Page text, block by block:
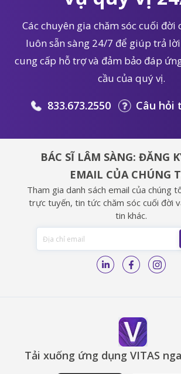
Các chuyên gia chăm sóc cuối đời
luôn sẵn sàng 24/7 để giúp trả
cung cấp hỗ trợ và đảm bảo đáp
cầu của quý vị.
833.673.2550 Câu hỏi
BÁC SĨ LÂM SÀNG: ĐĂNG
EMAIL CỦA CHÚNG
Tham gia danh sách email của chúng
trực tuyến, tin tức chăm sóc cuối đời
tin khác.
Tải xuống ứng dụng VITAS